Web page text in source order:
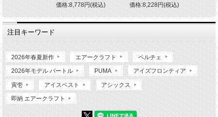
価格:8,778円(税込) 価格:8,228円(税込)
注目キーワード
2026年春夏新作 エアークラフト ペルチェ
2026年モデル バートル PUMA アイズフロンティア
寅壱 アイスベスト アシックス
即納 エアークラフト